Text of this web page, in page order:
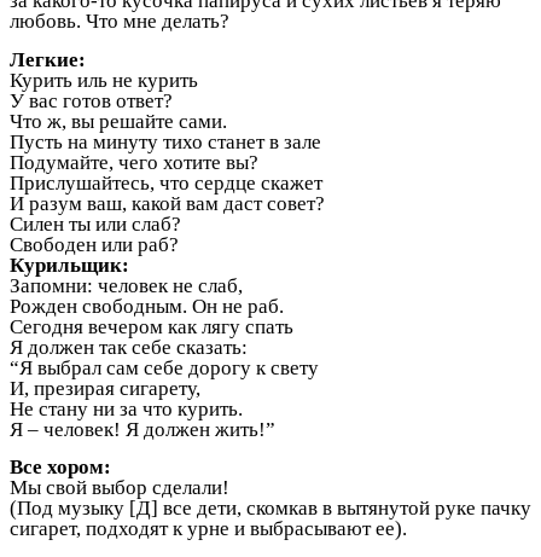
любовь. Что мне делать?
Легкие:
Курить иль не курить
У вас готов ответ?
Что ж, вы решайте сами.
Пусть на минуту тихо станет в зале
Подумайте, чего хотите вы?
Прислушайтесь, что сердце скажет
И разум ваш, какой вам даст совет?
Силен ты или слаб?
Свободен или раб?
Курильщик:
Запомни: человек не слаб,
Рожден свободным. Он не раб.
Сегодня вечером как лягу спать
Я должен так себе сказать:
“Я выбрал сам себе дорогу к свету
И, презирая сигарету,
Не стану ни за что курить.
Я – человек! Я должен жить!”
Все хором:
Мы свой выбор сделали!
(Под музыку [Д] все дети, скомкав в вытянутой руке пачку
сигарет, подходят к урне и выбрасывают ее).